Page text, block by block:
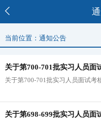
当前位置：通知公告
关于第700-701批实习人员面
关于第700-701批实习人员面试考
关于第698-699批实习人员面